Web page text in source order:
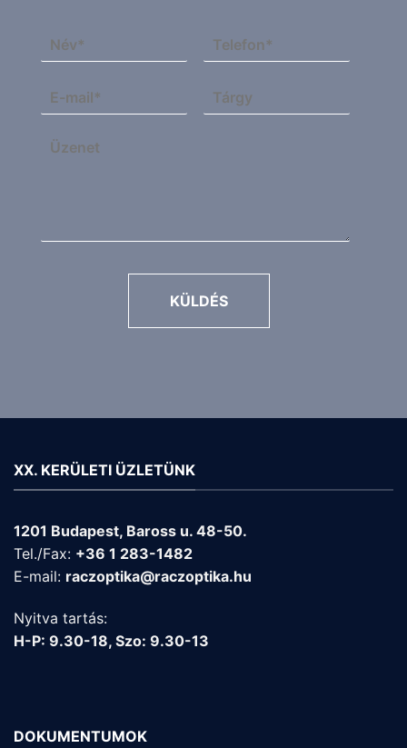
KÜLDÉS
XX. KERÜLETI ÜZLETÜNK
1201 Budapest, Baross u. 48-50.
Tel./Fax: +36 1 283-1482
E-mail: raczoptika@raczoptika.hu
Nyitva tartás:
H-P: 9.30-18, Szo: 9.30-13
DOKUMENTUMOK